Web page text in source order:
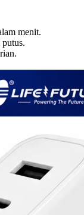
menit.